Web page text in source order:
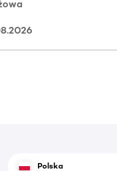
Polska